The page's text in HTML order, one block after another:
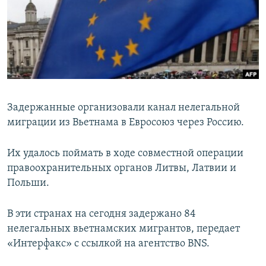
РАСПИСАНИЕ ВЕЩАНИЯ
ПОДПИШИТЕСЬ НА РАССЫЛКУ
СОЦИАЛЬНЫЕ СЕТИ
Задержанные организовали канал нелегальной
миграции из Вьетнама в Евросоюз через Россию.
Их удалось поймать в ходе совместной операции
правоохранительных органов Литвы, Латвии и
Польши.
В эти странах на сегодня задержано 84
нелегальных вьетнамских мигрантов, передает
«Интерфакс» с ссылкой на агентство BNS.